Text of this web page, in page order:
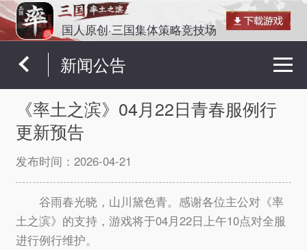
国人原创·三国集体策略竞技场
新闻公告
《率土之滨》04月22日青春服例行
更新预告
发布时间： 2026-04-21
谷雨春光晓，山川黛色青。感谢各位主公对《率
土之滨》的支持，游戏将于04月22日上午10点对全服
进行例行维护。